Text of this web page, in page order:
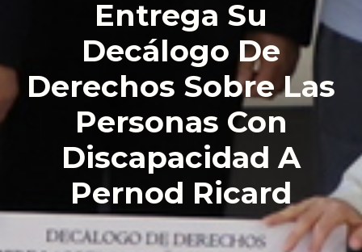
Entrega Su
Decálogo De
Derechos Sobre Las
Personas Con
Discapacidad A
Pernod Ricard